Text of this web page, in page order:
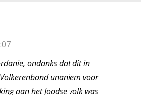
ondanks dat dit in
unaniem voor
aan het Joodse volk was